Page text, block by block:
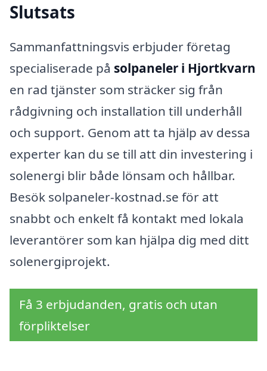
Slutsats
Sammanfattningsvis erbjuder företag
specialiserade på solpaneler i Hjortkvarn
en rad tjänster som sträcker sig från
rådgivning och installation till underhåll
och support. Genom att ta hjälp av dessa
experter kan du se till att din investering i
solenergi blir både lönsam och hållbar.
Besök solpaneler-kostnad.se för att
snabbt och enkelt få kontakt med lokala
leverantörer som kan hjälpa dig med ditt
solenergiprojekt.
Få 3 erbjudanden, gratis och utan
förpliktelser